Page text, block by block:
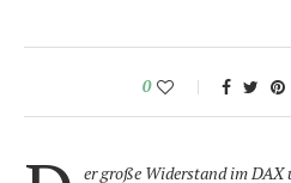
0
er große Widerstand im